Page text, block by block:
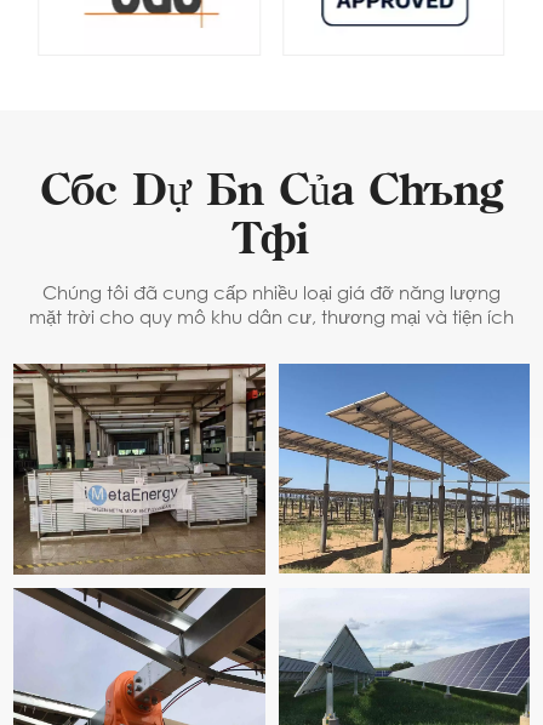
Các Dự Án Của Chúng
Tôi
Chúng tôi đã cung cấp nhiều loại giá đỡ năng lượng
mặt trời cho quy mô khu dân cư, thương mại và tiện ích
ĐỌC THÊM
ĐỌC THÊM